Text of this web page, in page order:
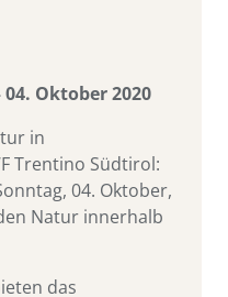
Oktober 2020
in
Trentino Südtirol:
04. Oktober,
Natur innerhalb
das